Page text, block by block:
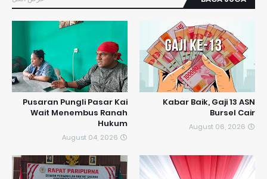
Kabar Baik, Gaji 13 ASN
Bursel Cair
August 06, 2026
Pusaran Pungli Pasar Kai
Wait Menembus Ranah
Hukum
August 04, 2026